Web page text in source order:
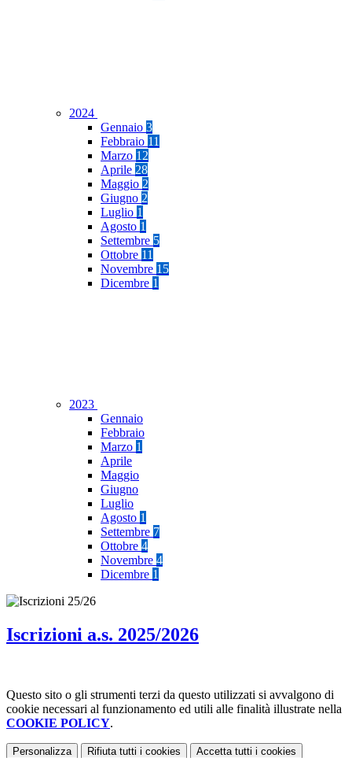
2024
Gennaio 3
Febbraio 11
Marzo 12
Aprile 28
Maggio 2
Giugno 2
Luglio 1
Agosto 1
Settembre 5
Ottobre 11
Novembre 15
Dicembre 1
2023
Gennaio
Febbraio
Marzo 1
Aprile
Maggio
Giugno
Luglio
Agosto 1
Settembre 7
Ottobre 4
Novembre 4
Dicembre 1
Iscrizioni a.s. 2025/2026
Questo sito o gli strumenti terzi da questo utilizzati si avvalgono di
cookie necessari al funzionamento ed utili alle finalità illustrate nella
COOKIE POLICY.
Personalizza Rifiuta tutti i cookies Accetta tutti i cookies